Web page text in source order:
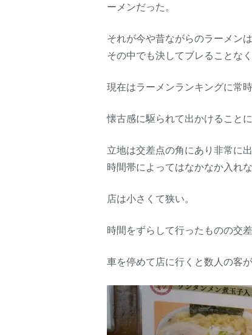
ーメンだった。
それが今や昔ながらのラーメン
その中でも決してブレることな
現在はラーメンランキングに常
懐古感に駆られて出かけることに
立地は交差点の角にあり非常に
時間帯によってはなかなか入れ
店は小さくて狭い。
時間をずらして行ったものの交
車を停めて店に行くと数人の客